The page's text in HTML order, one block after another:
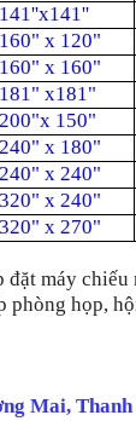
141''x141''
160" x 120"
160" x 160"
181" x181"
200"x 150"
240" x 180"
240" x 240"
320" x 240"
320" x 270"
máy
phòng họp,
Mai,